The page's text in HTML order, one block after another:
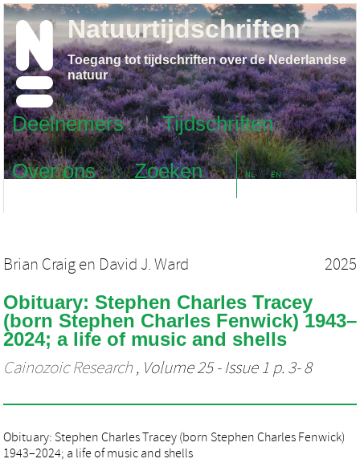
Deelnemers
Tijdschriften
Over ons
Zoeken NL EN
Natuurtijdschriften
Toegang tot tijdschriften over de Nederlandse
natuur
Brian Craig en David J. Ward 2025
Obituary: Stephen Charles Tracey
(born Stephen Charles Fenwick) 1943–
2024; a life of music and shells
Cainozoic Research , Volume 25 - Issue 1 p. 3- 8
Obituary: Stephen Charles Tracey (born Stephen Charles Fenwick)
1943–2024; a life of music and shells